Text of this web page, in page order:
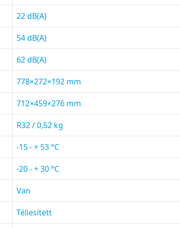
22 dB(A)
54 dB(A)
62 dB(A)
778×272×192 mm
712×459×276 mm
R32 / 0,52 kg
-15 - + 53 °C
-20 - + 30 °C
Van
Téliesített